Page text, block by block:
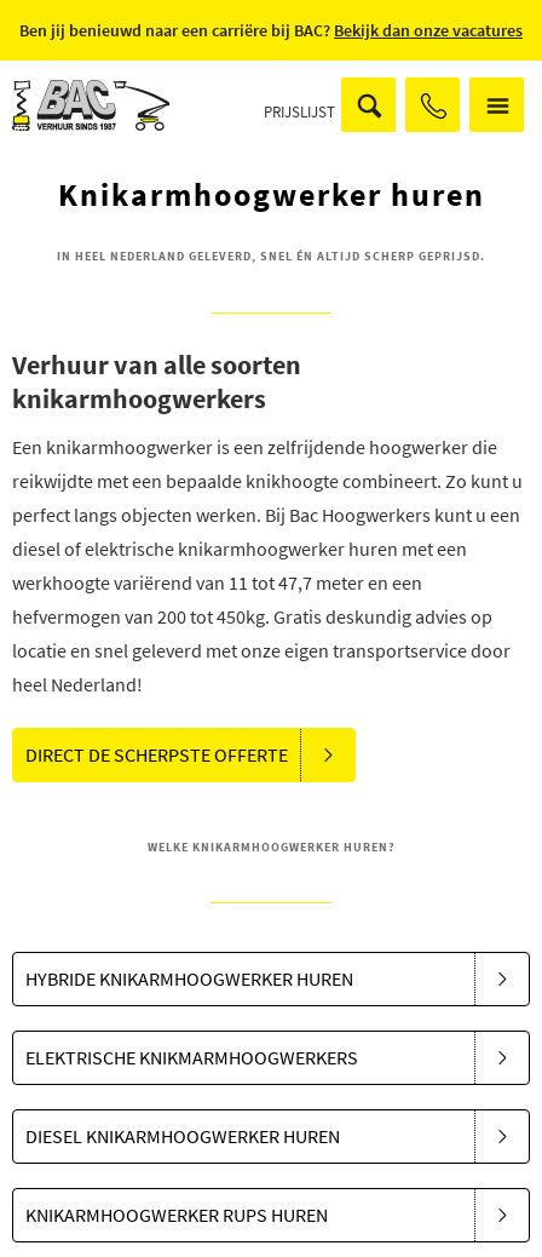
Ben jij benieuwd naar een carriëre bij BAC? Bekijk dan onze vacatures
PRIJSLIJST
Knikarmhoogwerker huren
IN HEEL NEDERLAND GELEVERD, SNEL ÉN ALTIJD SCHERP GEPRIJSD.
Verhuur van alle soorten
knikarmhoogwerkers
Een knikarmhoogwerker is een zelfrijdende hoogwerker die
reikwijdte met een bepaalde knikhoogte combineert. Zo kunt u
perfect langs objecten werken. Bij Bac Hoogwerkers kunt u een
diesel of elektrische knikarmhoogwerker huren met een
werkhoogte variërend van 11 tot 47,7 meter en een
hefvermogen van 200 tot 450kg. Gratis deskundig advies op
locatie en snel geleverd met onze eigen transportservice door
heel Nederland!
DIRECT DE SCHERPSTE OFFERTE
WELKE KNIKARMHOOGWERKER HUREN?
HYBRIDE KNIKARMHOOGWERKER HUREN
ELEKTRISCHE KNIKMARMHOOGWERKERS
DIESEL KNIKARMHOOGWERKER HUREN
KNIKARMHOOGWERKER RUPS HUREN